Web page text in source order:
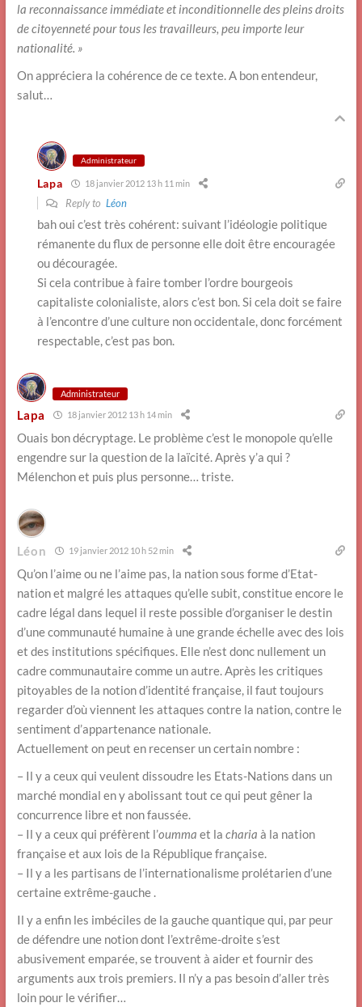
la reconnaissance immédiate et inconditionnelle des pleins droits
de citoyenneté pour tous les travailleurs, peu importe leur
nationalité. »
On appréciera la cohérence de ce texte. A bon entendeur,
salut…
Administrateur
Lapa 18 janvier 2012 13 h 11 min
Reply to Léon
bah oui c’est très cohérent: suivant l’idéologie politique
rémanente du flux de personne elle doit être encouragée
ou découragée.
Si cela contribue à faire tomber l’ordre bourgeois
capitaliste colonialiste, alors c’est bon. Si cela doit se faire
à l’encontre d’une culture non occidentale, donc forcément
respectable, c’est pas bon.
Administrateur
Lapa 18 janvier 2012 13 h 14 min
Ouais bon décryptage. Le problème c’est le monopole qu’elle
engendre sur la question de la laïcité. Après y’a qui ?
Mélenchon et puis plus personne… triste.
Léon 19 janvier 2012 10 h 52 min
Qu’on l’aime ou ne l’aime pas, la nation sous forme d’Etat-
nation et malgré les attaques qu’elle subit, constitue encore le
cadre légal dans lequel il reste possible d’organiser le destin
d’une communauté humaine à une grande échelle avec des lois
et des institutions spécifiques. Elle n’est donc nullement un
cadre communautaire comme un autre. Après les critiques
pitoyables de la notion d’identité française, il faut toujours
regarder d’où viennent les attaques contre la nation, contre le
sentiment d’appartenance nationale.
Actuellement on peut en recenser un certain nombre :
– Il y a ceux qui veulent dissoudre les Etats-Nations dans un
marché mondial en y abolissant tout ce qui peut gêner la
concurrence libre et non faussée.
– Il y a ceux qui préfèrent l’oumma et la charia à la nation
française et aux lois de la République française.
– Il y a les partisans de l’internationalisme prolétarien d’une
certaine extrême-gauche .
Il y a enfin les imbéciles de la gauche quantique qui, par peur
de défendre une notion dont l’extrême-droite s’est
abusivement emparée, se trouvent à aider et fournir des
arguments aux trois premiers. Il n’y a pas besoin d’aller très
loin pour le vérifier…